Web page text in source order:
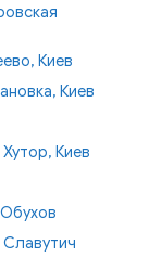
Киев
Киев
Киев